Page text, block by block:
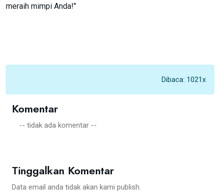
meraih mimpi Anda!"
Dibaca: 1021x
Komentar
-- tidak ada komentar --
Tinggalkan Komentar
Data email anda tidak akan kami publish.